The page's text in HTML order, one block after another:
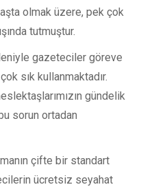
olmak üzere, pek çok
tutmuştur.
gazeteciler göreve
sık kullanmaktadır.
gündelik
sorun ortadan
çifte bir standart
ücretsiz seyahat